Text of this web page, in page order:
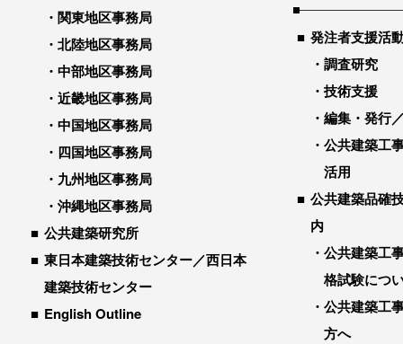
関東地区事務局
北陸地区事務局
中部地区事務局
近畿地区事務局
中国地区事務局
四国地区事務局
九州地区事務局
沖縄地区事務局
公共建築研究所
東日本建築技術センター／西日本
建築技術センター
English Outline
発注者支援活
調査研究
技術支援
編集・発行
公共建築工
活用
公共建築品確
内
公共建築工
格試験につ
公共建築工
方へ